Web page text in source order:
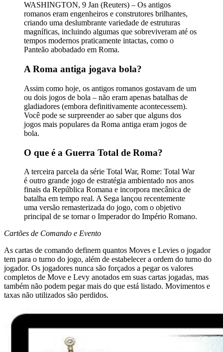
WASHINGTON, 9 Jan (Reuters) – Os antigos
romanos eram engenheiros e construtores brilhantes,
criando uma deslumbrante variedade de estruturas
magníficas, incluindo algumas que sobreviveram até os
tempos modernos praticamente intactas, como o
Panteão abobadado em Roma.
A Roma antiga jogava bola?
Assim como hoje, os antigos romanos gostavam de um
ou dois jogos de bola – não eram apenas batalhas de
gladiadores (embora definitivamente acontecessem).
Você pode se surpreender ao saber que alguns dos
jogos mais populares da Roma antiga eram jogos de
bola.
O que é a Guerra Total de Roma?
A terceira parcela da série Total War, Rome: Total War
é outro grande jogo de estratégia ambientado nos anos
finais da República Romana e incorpora mecânica de
batalha em tempo real. A Sega lançou recentemente
uma versão remasterizada do jogo, com o objetivo
principal de se tornar o Imperador do Império Romano.
Cartões de Comando e Evento
As cartas de comando definem quantos Moves e Levies o jogador
tem para o turno do jogo, além de estabelecer a ordem do turno do
jogador. Os jogadores nunca são forçados a pegar os valores
completos de Move e Levy anotados em suas cartas jogadas, mas
também não podem pegar mais do que está listado. Movimentos e
taxas não utilizados são perdidos.